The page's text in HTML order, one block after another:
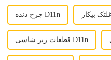
چرخ دنده D11n
قطعات زیر شاسی D11n